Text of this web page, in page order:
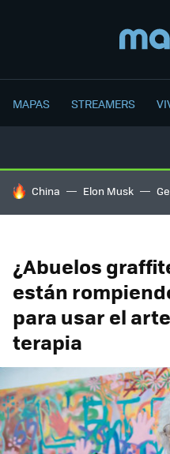
MAPAS STREAMERS
HOY SE HABLA DE
China Elon Musk
¿Abuelos
están
para usar el
terapia